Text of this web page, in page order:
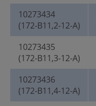
10273434
(172-B11,2-12-A)
10273435
(172-B11,3-12-A)
10273436
(172-B11,4-12-A)